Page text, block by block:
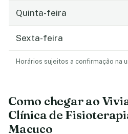
Quinta-feira
Sexta-feira
Horários sujeitos a confirmação na
Como chegar ao
Clínica de
Macuco